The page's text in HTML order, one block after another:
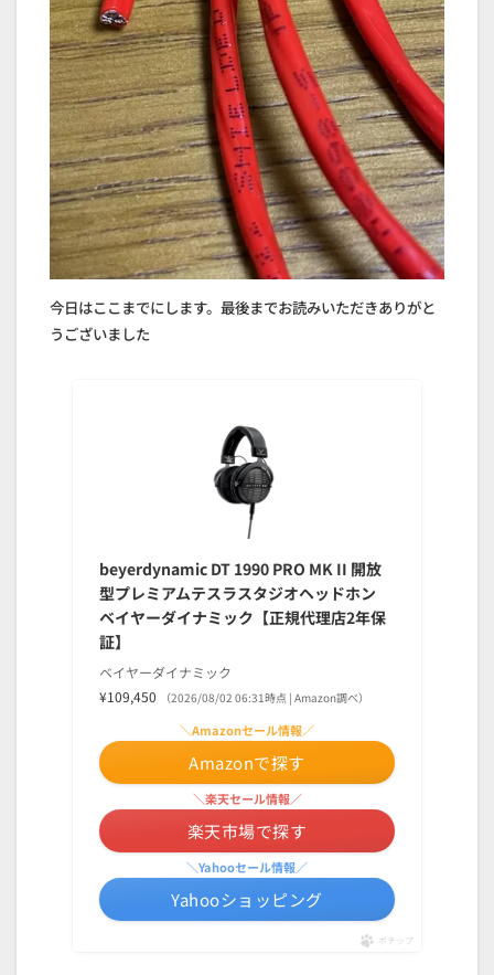
今日はここまでにします。最後までお読みいただきありがと
うございました
beyerdynamic DT 1990 PRO MK II 開放
型プレミアムテスラスタジオヘッドホン
ベイヤーダイナミック【正規代理店2年保
証】
ベイヤーダイナミック
¥109,450
（2026/08/02 06:31時点 | Amazon調べ）
＼Amazonセール情報／
Amazonで探す
＼楽天セール情報／
楽天市場で探す
＼Yahooセール情報／
Yahooショッピング
ポチップ